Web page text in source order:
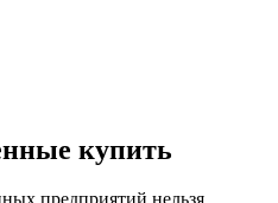
купить